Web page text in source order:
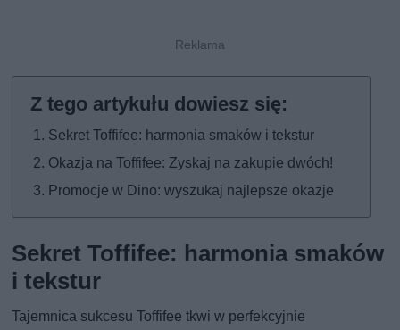
Sekret Toffifee: harmonia smaków i tekstur
Okazja na Toffifee: Zyskaj na zakupie dwóch!
Promocje w Dino: wyszukaj najlepsze okazje
Sekret Toffifee: harmonia smaków
i tekstur
Tajemnica sukcesu Toffifee tkwi w perfekcyjnie